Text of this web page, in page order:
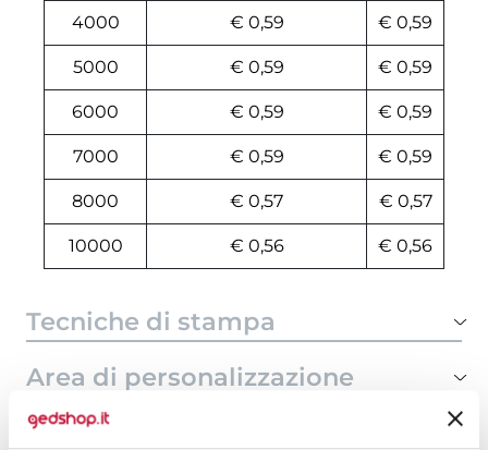
4000 € 0,59 € 0,59
5000 € 0,59 € 0,59
6000 € 0,59 € 0,59
7000 € 0,59 € 0,59
8000 € 0,57 € 0,57
10000 € 0,56 € 0,56
Tecniche di stampa
Area di personalizzazione
Domande e risposte